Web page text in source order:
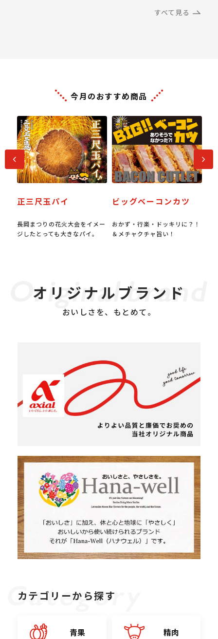
すべて見る
今月のおすすめ商品
前へ
正三尺玉パイ
長岡まつりの花火大会をイメー
ジしたとっても大きなパイ。
ビッグベーコンカツ
おかず・行楽・ドッキリに？！
＆メチャクチャ旨い！
次へ
オリジナルブランド
おいしさを、もとめて。
カテゴリーから探す
青果 精肉